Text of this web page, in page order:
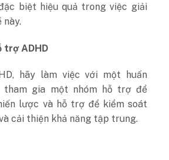
biệt hiệu quả trong việc giải
này.
trợ ADHD
hãy làm việc với một huấn
tham gia một nhóm hỗ trợ để
lược và hỗ trợ để kiểm soát
cải thiện khả năng tập trung.